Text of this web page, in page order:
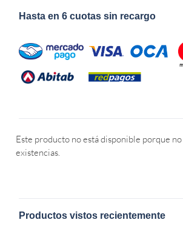
Hasta en 6 cuotas sin recargo
Este producto no está disponible porque
existencias.
Productos vistos recientemente